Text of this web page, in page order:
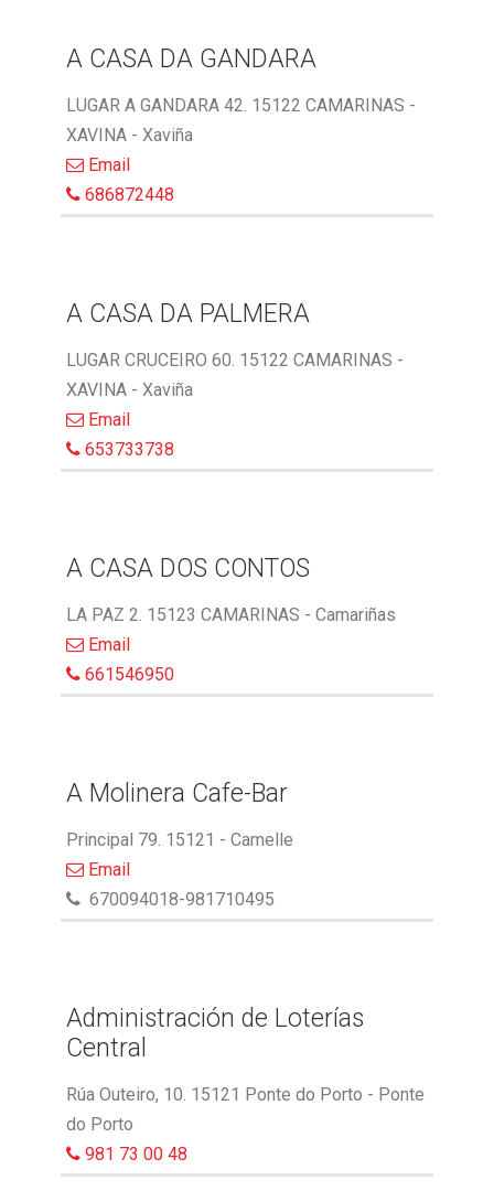
A CASA DA GANDARA
LUGAR A GANDARA 42. 15122 CAMARINAS -
XAVINA - Xaviña
Email
686872448
A CASA DA PALMERA
LUGAR CRUCEIRO 60. 15122 CAMARINAS -
XAVINA - Xaviña
Email
653733738
A CASA DOS CONTOS
LA PAZ 2. 15123 CAMARINAS - Camariñas
Email
661546950
A Molinera Cafe-Bar
Principal 79. 15121 - Camelle
Email
670094018-981710495
Administración de Loterías
Central
Rúa Outeiro, 10. 15121 Ponte do Porto - Ponte
do Porto
981 73 00 48